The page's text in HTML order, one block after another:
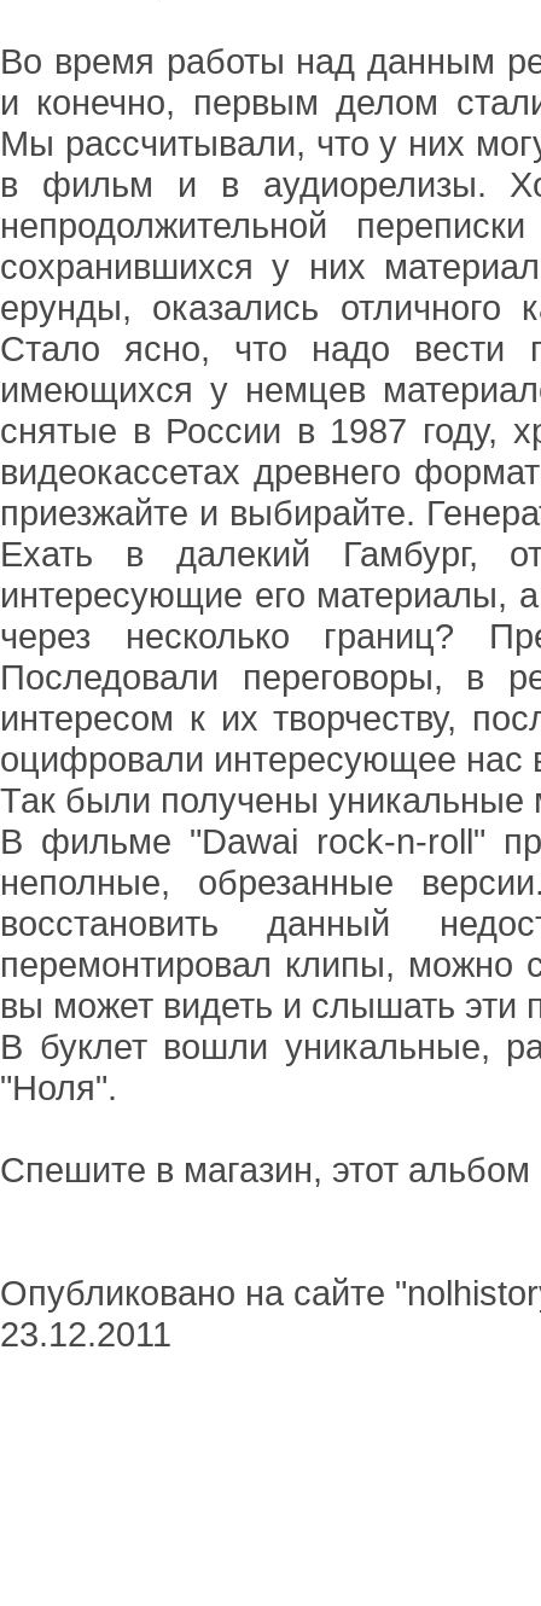
Во время работы над данным
и конечно, первым делом
Мы рассчитывали, что у них
в фильм и в аудиорелизы.
непродолжительной
сохранившихся у них
ерунды, оказались
Стало ясно, что надо вести
имеющихся у немцев
снятые в России в 1987 году,
видеокассетах древнего
приезжайте и выбирайте.
Ехать в далекий Гамбург,
интересующие его материалы,
через несколько границ?
Последовали переговоры, в
интересом к их творчеству,
оцифровали интересующее нас
Так были получены уникальные
В фильме "Dawai rock-n-roll"
неполные, обрезанные
восстановить данный
перемонтировал клипы, можно
вы может видеть и слышать эти
В буклет вошли уникальные,
"Ноля".
Спешите в магазин, этот
Опубликовано на сайте
23.12.2011